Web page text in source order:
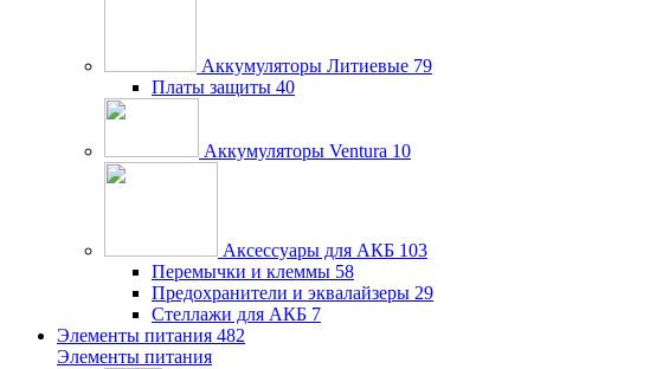
Аккумуляторы Литиевые 79
Платы защиты 40
Аккумуляторы Ventura 10
Аксессуары для АКБ 103
Перемычки и клеммы 58
Предохранители и эквалайзеры 29
Стеллажи для АКБ 7
Элементы питания 482
Элементы питания